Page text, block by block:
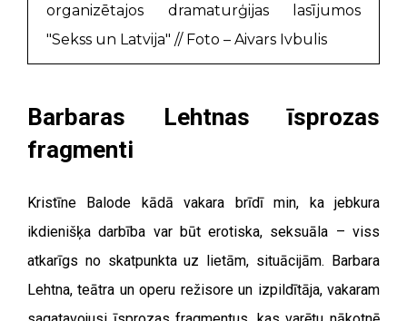
organizētajos dramaturģijas lasījumos
"Sekss un Latvija" // Foto – Aivars Ivbulis
Barbaras Lehtnas īsprozas
fragmenti
Kristīne Balode kādā vakara brīdī min, ka jebkura
ikdienišķa darbība var būt erotiska, seksuāla – viss
atkarīgs no skatpunkta uz lietām, situācijām. Barbara
Lehtna, teātra un operu režisore un izpildītāja, vakaram